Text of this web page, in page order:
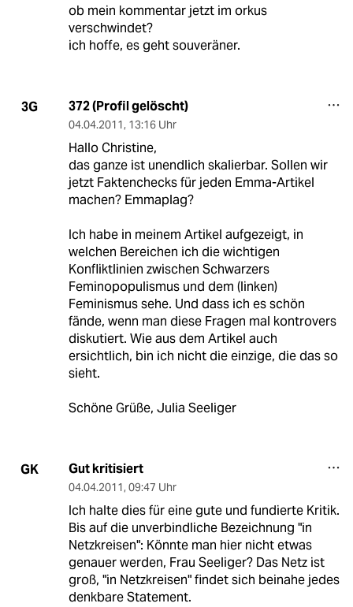
ob mein kommentar jetzt im orkus
verschwindet?
ich hoffe, es geht souveräner.
3G 372 (Profil gelöscht)
04.04.2011, 13:16 Uhr
Hallo Christine,
das ganze ist unendlich skalierbar. Sollen wir
jetzt Faktenchecks für jeden Emma-Artikel
machen? Emmaplag?
Ich habe in meinem Artikel aufgezeigt, in
welchen Bereichen ich die wichtigen
Konfliktlinien zwischen Schwarzers
Feminopopulismus und dem (linken)
Feminismus sehe. Und dass ich es schön
fände, wenn man diese Fragen mal kontrovers
diskutiert. Wie aus dem Artikel auch
ersichtlich, bin ich nicht die einzige, die das so
sieht.
Schöne Grüße, Julia Seeliger
GK Gut kritisiert
04.04.2011, 09:47 Uhr
Ich halte dies für eine gute und fundierte Kritik.
Bis auf die unverbindliche Bezeichnung "in
Netzkreisen": Könnte man hier nicht etwas
genauer werden, Frau Seeliger? Das Netz ist
groß, "in Netzkreisen" findet sich beinahe jedes
denkbare Statement.